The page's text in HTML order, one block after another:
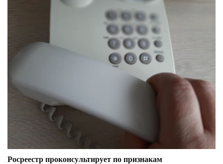
Росреестр проконсультирует по признакам